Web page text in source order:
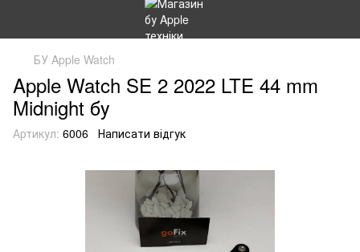
БУ Apple Watch
Apple Watch SE 2 2022 LTE 44 mm
Midnight бу
Артикул: 6006 Написати відгук